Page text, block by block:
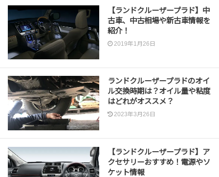
【ランドクルーザープラド】中
古車、中古相場や新古車情報を
紹介！
2019年1月26日
ランドクルーザープラドのオイ
ル交換時期は？オイル量や粘度
はどれがオススメ？
2023年3月26日
【ランドクルーザープラド】ア
クセサリーおすすめ！電源やソ
ケット情報